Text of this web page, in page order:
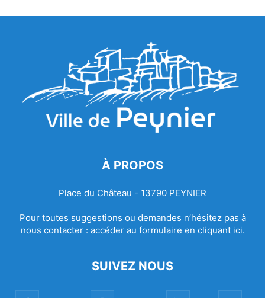
À PROPOS
Place du Château - 13790 PEYNIER
Pour toutes suggestions ou demandes n’hésitez pas à
nous contacter : accéder au formulaire en cliquant ici.
SUIVEZ NOUS